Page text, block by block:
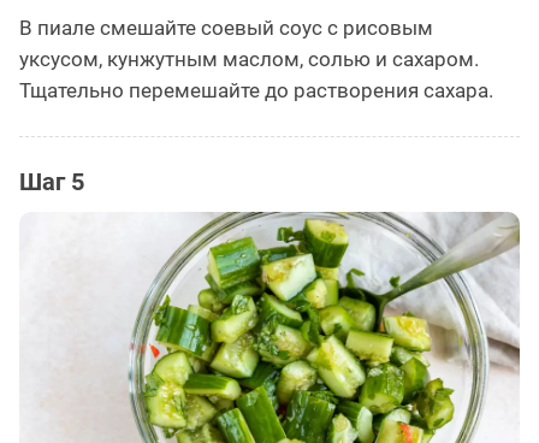
В пиале смешайте соевый соус с рисовым
уксусом, кунжутным маслом, солью и сахаром.
Тщательно перемешайте до растворения сахара.
Шаг 5